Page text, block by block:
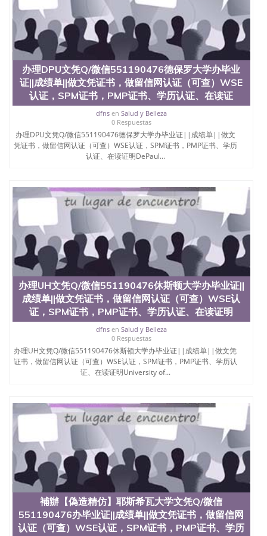
办理DPU文凭Q/微信551190476德保罗大学办毕业
证||成绩单||做文凭证书，做留信网认证（可查）WSE
认证，SPM证书，PMP证书、学历认证、在读证
dfnsen Salud y Belleza
0 Respuestas
办理DPU文凭Q/微信551190476德保罗大学办毕业证||成绩单||做文
凭证书，做留信网认证（可查）WSE认证，SPM证书，PMP证书、学历
认证、在读证明DePaul...
办理UH文凭Q/微信551190476休斯顿大学办毕业证||
成绩单||做文凭证书，做留信网认证（可查）WSE认
证，SPM证书，PMP证书、学历认证、在读证明
dfnsen Salud y Belleza
0 Respuestas
办理UH文凭Q/微信551190476休斯顿大学办毕业证||成绩单||做文凭
证书，做留信网认证（可查）WSE认证，SPM证书，PMP证书、学历认
证、在读证明University of...
補辦【偽造精仿】耶斯希瓦大学文凭Q/微信
551190476办毕业证||成绩单||做文凭证书，做留信网
认证（可查）WSE认证，SPM证书，PMP证书、学历